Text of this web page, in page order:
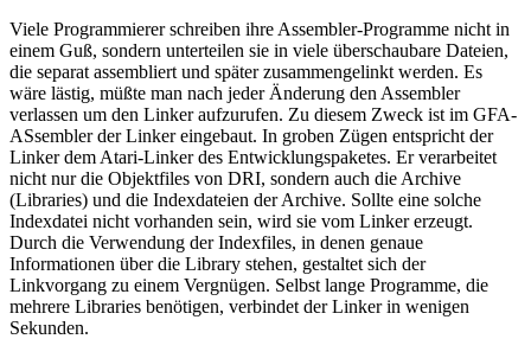
Viele Programmierer schreiben ihre Assembler-Programme nicht in
einem Guß, sondern unterteilen sie in viele überschaubare Dateien,
die separat assembliert und später zusammengelinkt werden. Es
wäre lästig, müßte man nach jeder Änderung den Assembler
verlassen um den Linker aufzurufen. Zu diesem Zweck ist im GFA-
ASsembler der Linker eingebaut. In groben Zügen entspricht der
Linker dem Atari-Linker des Entwicklungspaketes. Er verarbeitet
nicht nur die Objektfiles von DRI, sondern auch die Archive
(Libraries) und die Indexdateien der Archive. Sollte eine solche
Indexdatei nicht vorhanden sein, wird sie vom Linker erzeugt.
Durch die Verwendung der Indexfiles, in denen genaue
Informationen über die Library stehen, gestaltet sich der
Linkvorgang zu einem Vergnügen. Selbst lange Programme, die
mehrere Libraries benötigen, verbindet der Linker in wenigen
Sekunden.